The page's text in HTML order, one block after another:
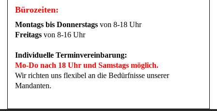
Bürozeiten:
Montags bis Donnerstags von 8-18 Uhr
Freitags von 8-16 Uhr
Individuelle Terminvereinbarung:
Mo-Do nach 18 Uhr und Samstags möglich.
Wir richten uns flexibel an die Bedürfnisse unserer
Mandanten.